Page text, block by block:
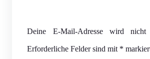
Deine E-Mail-Adresse wird nicht
Erforderliche Felder sind mit *